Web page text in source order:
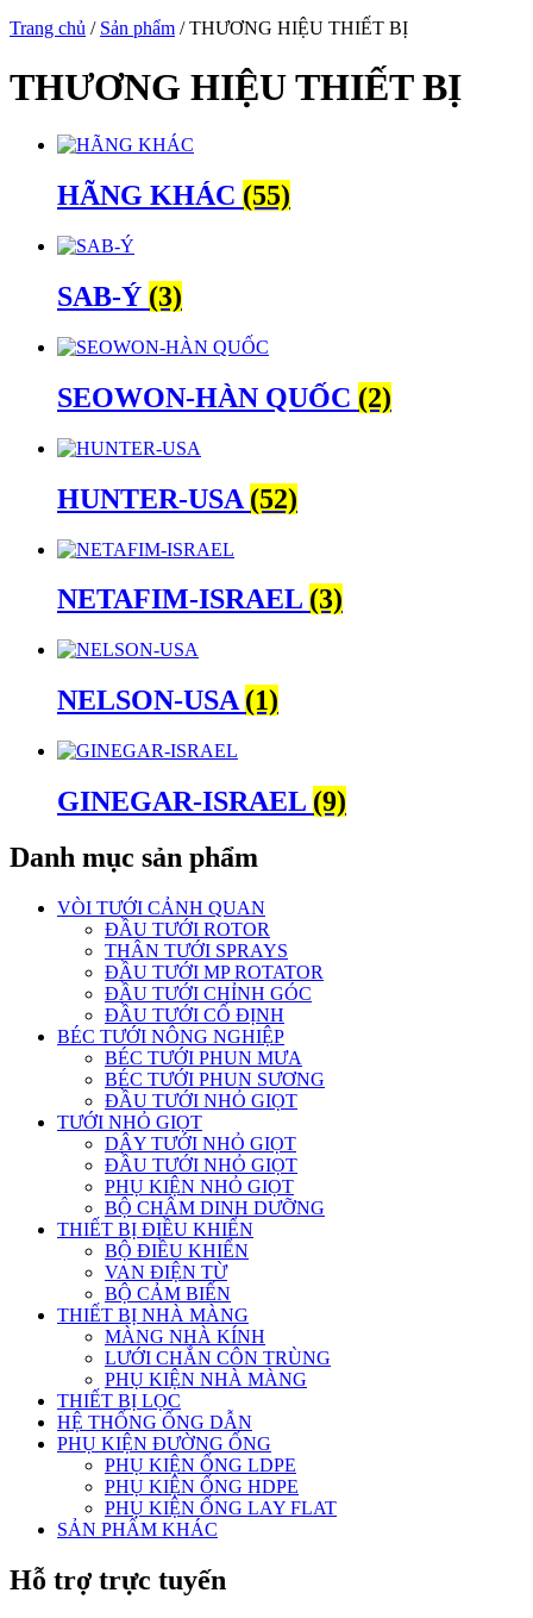
Trang chủ / Sản phẩm / THƯƠNG HIỆU THIẾT BỊ
THƯƠNG HIỆU THIẾT BỊ
HÃNG KHÁC (55)
SAB-Ý (3)
SEOWON-HÀN QUỐC (2)
HUNTER-USA (52)
NETAFIM-ISRAEL (3)
NELSON-USA(1)
GINEGAR-ISRAEL (9)
Danh mục sản phẩm
VÒI TƯỚI CẢNH QUAN
ĐẦU TƯỚI ROTOR
THÂN TƯỚI SPRAYS
ĐẦU TƯỚI MP ROTATOR
ĐẦU TƯỚI CHỈNH GÓC
ĐẦU TƯỚI CỐ ĐỊNH
BÉC TƯỚI NÔNG NGHIỆP
BÉC TƯỚI PHUN MƯA
BÉC TƯỚI PHUN SƯƠNG
ĐẦU TƯỚI NHỎ GIỌT
TƯỚI NHỎ GIỌT
DÂY TƯỚI NHỎ GIỌT
ĐẦU TƯỚI NHỎ GIỌT
PHỤ KIỆN NHỎ GIỌT
BỘ CHÂM DINH DƯỠNG
THIẾT BỊ ĐIỀU KHIỂN
BỘ ĐIỀU KHIỂN
VAN ĐIỆN TỪ
BỘ CẢM BIẾN
THIẾT BỊ NHÀ MÀNG
MÀNG NHÀ KÍNH
LƯỚI CHẮN CÔN TRÙNG
PHỤ KIỆN NHÀ MÀNG
THIẾT BỊ LỌC
HỆ THỐNG ỐNG DẪN
PHỤ KIỆN ĐƯỜNG ỐNG
PHỤ KIỆN ỐNG LDPE
PHỤ KIỆN ỐNG HDPE
PHỤ KIỆN ỐNG LAY FLAT
SẢN PHẨM KHÁC
Hỗ trợ trực tuyến